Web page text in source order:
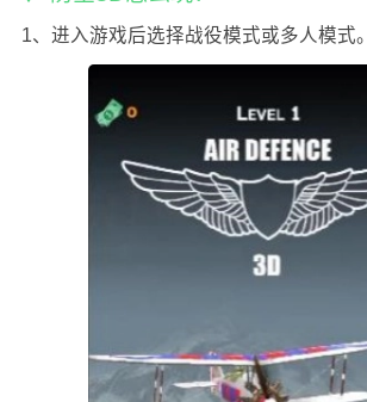
1、进入游戏后选择战役模式或多人模式。